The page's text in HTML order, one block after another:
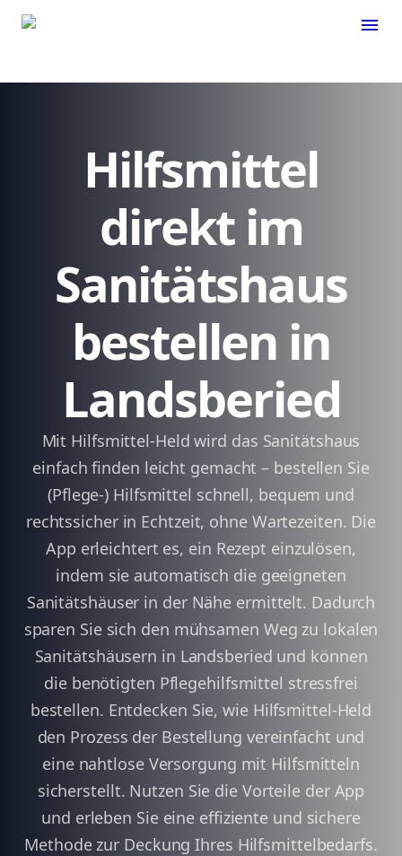
menu
Hilfsmittel
direkt im
Sanitätshaus
bestellen in
Landsberied
Mit Hilfsmittel-Held wird das Sanitätshaus
einfach finden leicht gemacht – bestellen Sie
(Pflege-) Hilfsmittel schnell, bequem und
rechtssicher in Echtzeit, ohne Wartezeiten. Die
App erleichtert es, ein Rezept einzulösen,
indem sie automatisch die geeigneten
Sanitätshäuser in der Nähe ermittelt. Dadurch
sparen Sie sich den mühsamen Weg zu lokalen
Sanitätshäusern in Landsberied und können
die benötigten Pflegehilfsmittel stressfrei
bestellen. Entdecken Sie, wie Hilfsmittel-Held
den Prozess der Bestellung vereinfacht und
eine nahtlose Versorgung mit Hilfsmitteln
sicherstellt. Nutzen Sie die Vorteile der App
und erleben Sie eine effiziente und sichere
Methode zur Deckung Ihres Hilfsmittelbedarfs.